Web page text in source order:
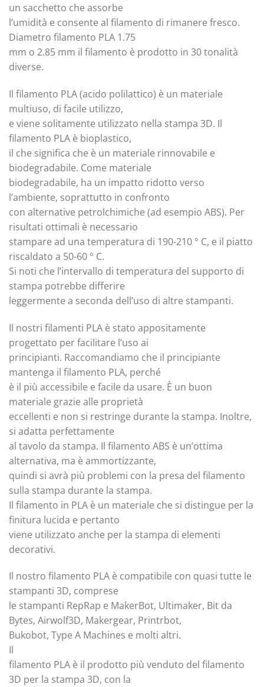
un sacchetto che assorbe
l’umidità e consente al filamento di rimanere fresco.
Diametro filamento PLA 1.75
mm o 2.85 mm il filamento è prodotto in 30 tonalità
diverse.
Il filamento PLA (acido polilattico) è un materiale
multiuso, di facile utilizzo,
e viene solitamente utilizzato nella stampa 3D. Il
filamento PLA è bioplastico,
il che significa che è un materiale rinnovabile e
biodegradabile. Come materiale
biodegradabile, ha un impatto ridotto verso
l’ambiente, soprattutto in confronto
con alternative petrolchimiche (ad esempio ABS). Per
risultati ottimali è necessario
stampare ad una temperatura di 190-210 ° C, e il piatto
riscaldato a 50-60 ° C.
Si noti che l’intervallo di temperatura del supporto di
stampa potrebbe differire
leggermente a seconda dell’uso di altre stampanti.
Il nostri filamenti PLA è stato appositamente
progettato per facilitare l’uso ai
principianti. Raccomandiamo che il principiante
mantenga il filamento PLA, perché
è il più accessibile e facile da usare. È un buon
materiale grazie alle proprietà
eccellenti e non si restringe durante la stampa. Inoltre,
si adatta perfettamente
al tavolo da stampa. Il filamento ABS è un’ottima
alternativa, ma è ammortizzante,
quindi si avrà più problemi con la presa del filamento
sulla stampa durante la stampa.
Il filamento in PLA è un materiale che si distingue per la
finitura lucida e pertanto
viene utilizzato anche per la stampa di elementi
decorativi.
Il nostro filamento PLA è compatibile con quasi tutte le
stampanti 3D, comprese
le stampanti RepRap e MakerBot, Ultimaker, Bit da
Bytes, Airwolf3D, Makergear, Printrbot,
Bukobot, Type A Machines e molti altri.
Il
filamento PLA è il prodotto più venduto del filamento
3D per la stampa 3D, con la